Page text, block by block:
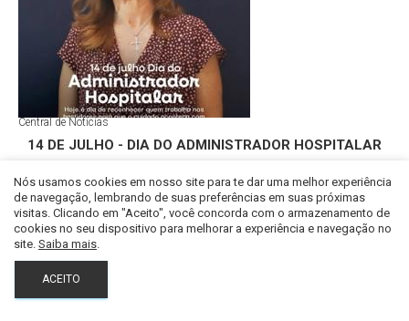
Central de Notícias
14 DE JULHO - DIA DO ADMINISTRADOR HOSPITALAR
Nós usamos cookies em nosso site para te dar uma melhor experiência
de navegação, lembrando de suas preferências em suas próximas
visitas. Clicando em "Aceito", você concorda com o armazenamento de
cookies no seu dispositivo para melhorar a experiência e navegação no
site. Saiba mais.
ACEITO
Em caso de dúvidas ligue